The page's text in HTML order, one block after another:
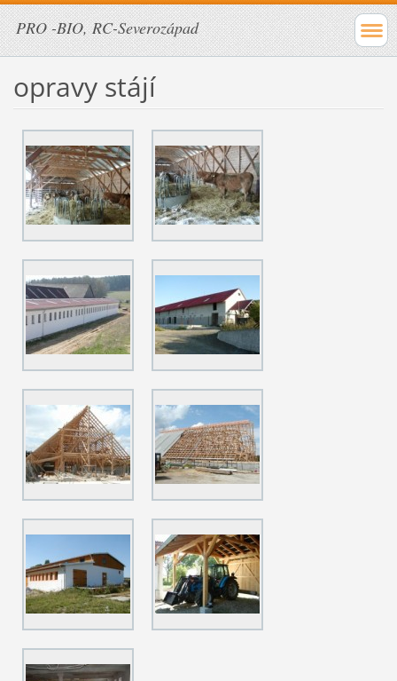
PRO -BIO, RC-Severozápad
opravy stájí